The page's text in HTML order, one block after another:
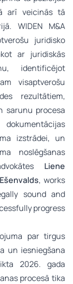
arī veicinās tā
WIDEN M&A
juridisko
ar juridiskās
identificējot
visaptverošu
rezultātiem,
sarunu procesa
izstrādei, un
noslēgšanas
Liene
, works
sound and
progress
par tirgus
un iesniegšana
2026. gada
procesā tika